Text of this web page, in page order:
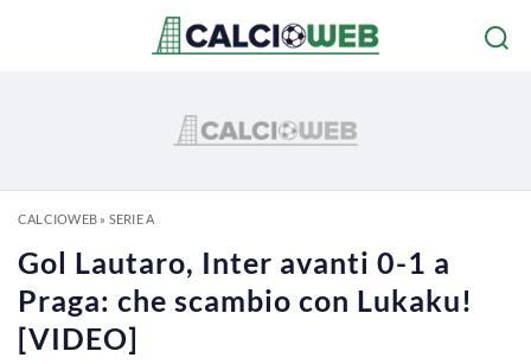
CALCIOWEB» SERIE A
Gol Lautaro, Inter avanti 0-1 a
Praga: che scambio con Lukaku!
[VIDEO]